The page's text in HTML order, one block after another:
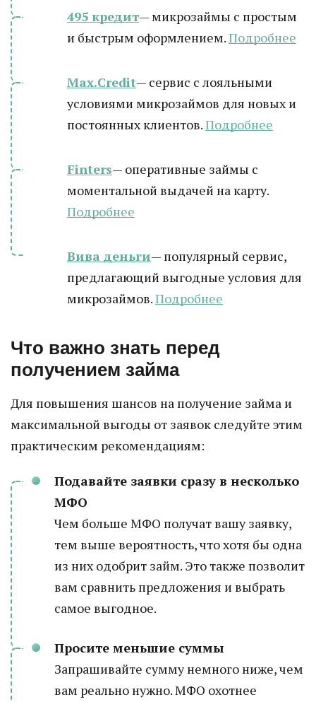
495 кредит— микрозаймы с простым
и быстрым оформлением.Подробнее
Max.Credit— сервис с лояльными
условиями микрозаймов для новых и
постоянных клиентов.Подробнее
Finters— оперативные займы с
моментальной выдачей на карту.
Подробнее
Вива деньги— популярный сервис,
предлагающий выгодные условия для
микрозаймов.Подробнее
Что важно знать перед
получением займа
Для повышения шансов на получение займа и
максимальной выгоды от заявок следуйте этим
практическим рекомендациям:
Подавайте заявки сразу в несколько
МФО
Чем больше МФО получат вашу заявку,
тем выше вероятность, что хотя бы одна
из них одобрит займ. Это также позволит
вам сравнить предложения и выбрать
самое выгодное.
Просите меньшие суммы
Запрашивайте сумму немного ниже, чем
вам реально нужно. МФО охотнее